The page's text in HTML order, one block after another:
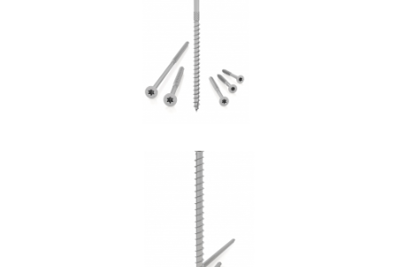
ROTHOBLAAS
Vite VGZ
ROTHOBLAAS